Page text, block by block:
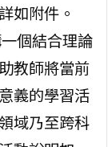
如附件。
個結合理論
教師將當前
義的學習活
域乃至跨科